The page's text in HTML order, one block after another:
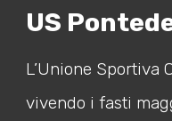
US
L’Unione Sportiva
vivendo i fasti